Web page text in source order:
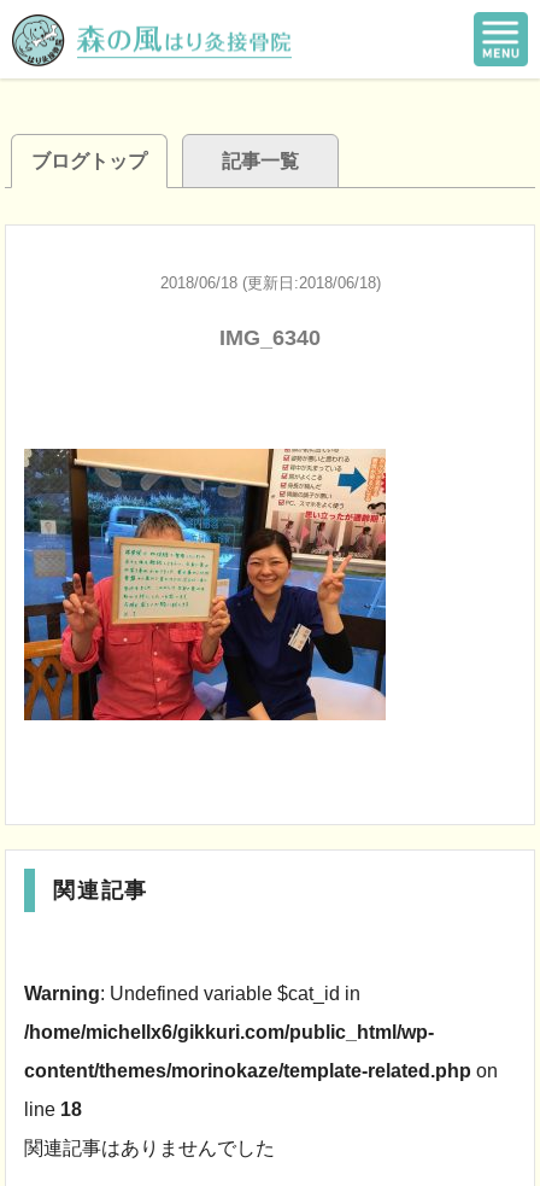
ブログトップ 記事一覧
2018/06/18 (更新日:2018/06/18)
IMG_6340
関連記事
Warning: Undefined variable $cat_id in
/home/michellx6/gikkuri.com/public_html/wp-
content/themes/morinokaze/template-related.php on
line 18
関連記事はありませんでした